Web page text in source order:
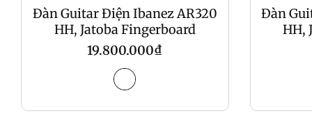
Đàn Guitar Điện Ibanez AR320
HH, Jatoba Fingerboard
Regular
price
19.800.000₫
Đàn
HH,